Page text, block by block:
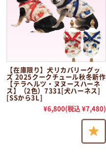
【在庫限り】犬リカバリーグッ
ズ 2025クークチュール秋冬新作
【テラヘルツ・ヌヌースハーネ
ス】（2色）7331[犬ハーネス]
[SSから3L]
¥6,800(税込 ¥7,480)